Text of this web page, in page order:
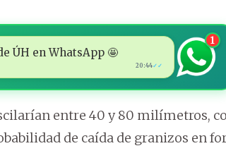
ÚH en WhatsApp 🤩
20:44✓✓
1
entre 40 y 80 milímetros,
de caída de granizos en